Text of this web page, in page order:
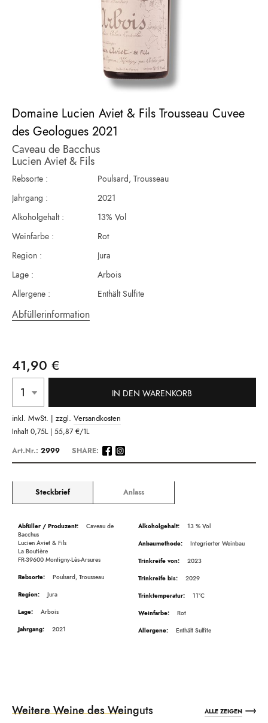
Domaine Lucien Aviet & Fils Trousseau Cuvee
des Geologues 2021
Caveau de Bacchus
Lucien Aviet & Fils
Rebsorte :
Poulsard, Trousseau
Jahrgang :
2021
Alkoholgehalt :
13% Vol
Weinfarbe :
Rot
Region :
Jura
Lage :
Arbois
Allergene :
Enthält Sulfite
Abfüllerinformation
41,90 €
IN DEN WARENKORB
inkl. MwSt. | zzgl. Versandkosten
Inhalt 0,75L | 55,87 €/1L
Anfang
der
Bildergalerie
springen
Art.Nr.: 2999 SHARE:
Steckbrief Anlass
Beschreibung
Bacchus
Lucien Aviet & Fils
La Boutière
FR-39600 Montigny-Lès-Arsures
Poulsard, Trousseau
Jura
Arbois
2021
13
Integrierter Weinbau
2023
2029
11°C
Rot
Enthält Sulfite
Weitere Weine des Weinguts ALLE ZEIGEN